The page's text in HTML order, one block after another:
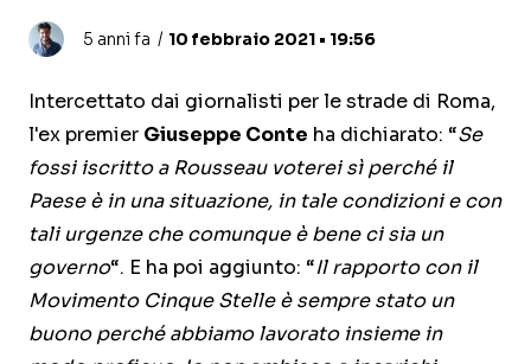
5 anni fa 10 febbraio 2021 • 19:56
Intercettato dai giornalisti per le strade di Roma,
l'ex premier Giuseppe Conte ha dichiarato: “Se
fossi iscritto a Rousseau voterei sì perché il
Paese è in una situazione, in tale condizioni e con
tali urgenze che comunque è bene ci sia un
governo“. E ha poi aggiunto: “Il rapporto con il
Movimento Cinque Stelle è sempre stato un
buono perché abbiamo lavorato insieme in